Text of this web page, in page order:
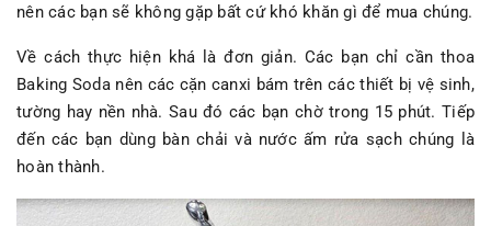
nên các bạn sẽ không gặp bất cứ khó khăn gì để mua chúng.
Về cách thực hiện khá là đơn giản. Các bạn chỉ cần thoa
Baking Soda nên các cặn canxi bám trên các thiết bị vệ sinh,
tường hay nền nhà. Sau đó các bạn chờ trong 15 phút. Tiếp
đến các bạn dùng bàn chải và nước ấm rửa sạch chúng là
hoàn thành.